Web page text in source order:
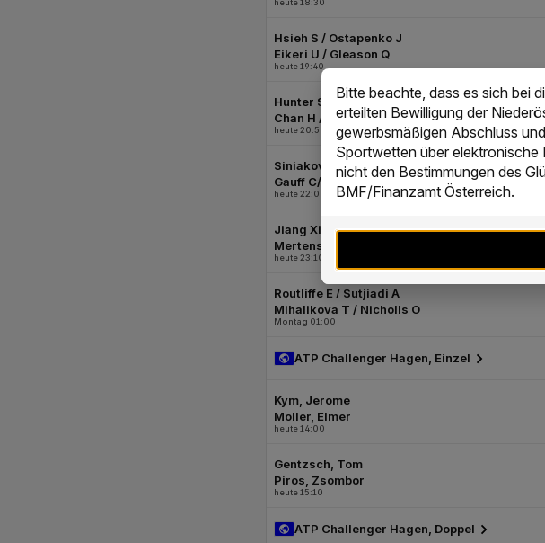
Bitte beachte, dass es sich bei
erteilten Bewilligung der
gewerbsmäßigen Abschluss
Sportwetten über elektronische
nicht den Bestimmungen des
BMF/Finanzamt Österreich.